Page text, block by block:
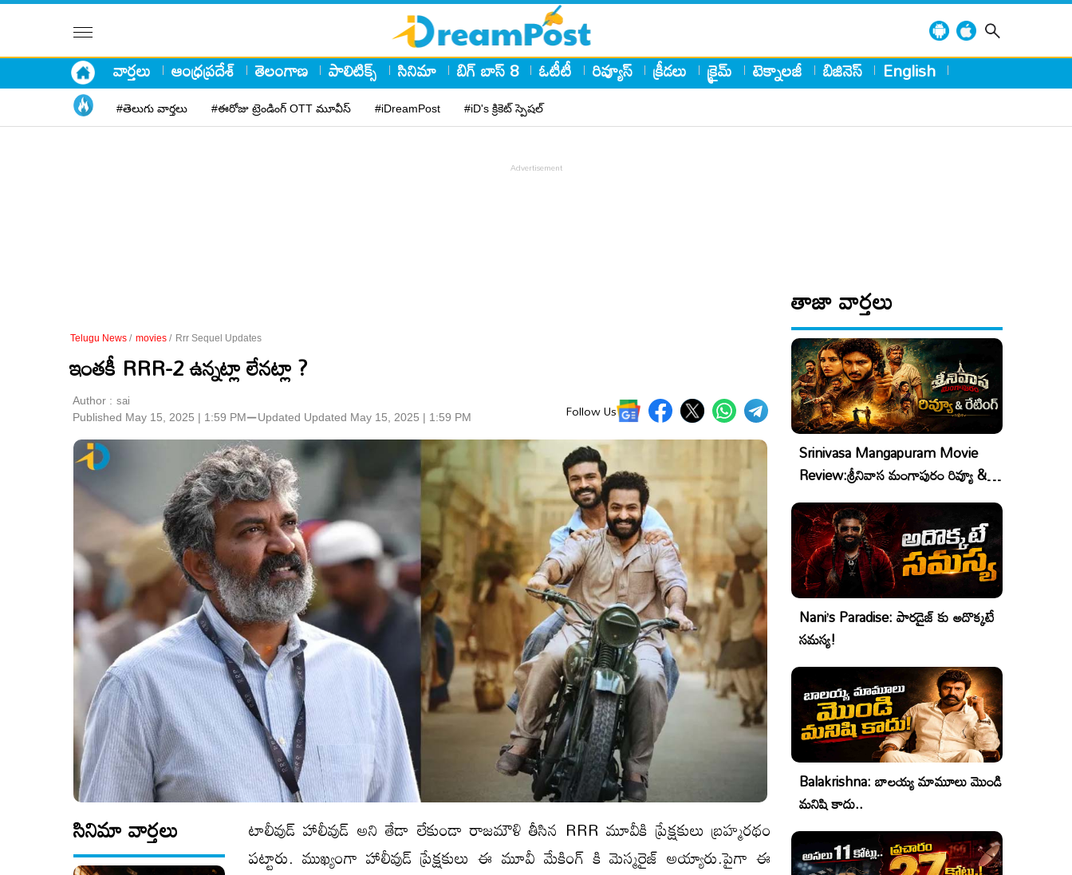
వార్తలు ఆంధ్రప్రదేశ్ తెలంగాణ పాలిటిక్స్ సినిమా బిగ్ బాస్ 8 ఓటీటీ రివ్యూస్ క్రీడలు క్రైమ్ టెక్నాలజీ బిజినెస్ English
#తెలుగు వార్తలు #ఈరోజు ట్రెండింగ్ OTT మూవీస్ #iDreamPost #iD's క్రికెట్ స్పెషల్
Telugu News / movies / Rrr Sequel Updates
ఇంతకీ RRR-2 ఉన్నట్లా లేనట్లా ?
Author : sai
Published May 15, 2025 | 1:59 PM⚊Updated Updated May 15, 2025 | 1:59 PM Follow Us
సినిమా వార్తలు
టాలీవుడ్ హాలీవుడ్ అని తేడా లేకుండా రాజమౌళి తీసిన RRR మూవీకి ప్రేక్షకులు బ్రహ్మరథం
పట్టారు. ముఖ్యంగా హాలీవుడ్ ప్రేక్షకులు ఈ మూవీ మేకింగ్ కి మెస్మరైజ్ అయ్యారు.పైగా ఈ
తాజా వార్తలు
Srinivasa Mangapuram Movie
Review:శ్రీనివాస మంగాపురం రివ్యూ &
రేటింగ్
Nani’s Paradise: పారడైజ్ కు అదొక్కటే
సమస్య!
Balakrishna: బాలయ్య మామూలు మొండి
మనిషి కాదు..